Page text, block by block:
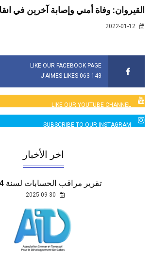
القيروان: وفاة أمني وإصابة آخرين في
LIKE OUR FACEBOOK PAGE
143 063 J'AIMES LIKES
LIKE OUR YOUTUBE CHANNEL
2760 LIKES
SUBSCRIBE TO OUR INSTAGRAM
اخر الأخبار
تقرير مراقب الحسابات لسنة 2024